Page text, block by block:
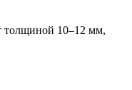
толщиной 10–12 мм,